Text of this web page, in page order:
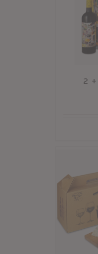
מארז פורטה 6 + 2